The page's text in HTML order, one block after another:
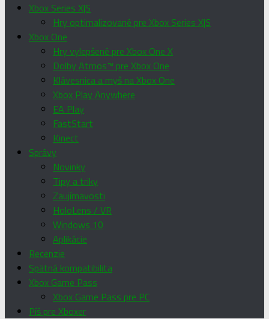
Xbox Series X|S
Hry optimalizované pre Xbox Series X|S
Xbox One
Hry vylepšené pre Xbox One X
Dolby Atmos™ pre Xbox One
Klávesnica a myš na Xbox One
Xbox Play Anywhere
EA Play
FastStart
Kinect
Správy
Novinky
Tipy a triky
Zaujímavosti
HoloLens / VR
Windows 10
Aplikácie
Recenzie
Spätná kompatibilita
Xbox Game Pass
Xbox Game Pass pre PC
Píš pre Xboxer